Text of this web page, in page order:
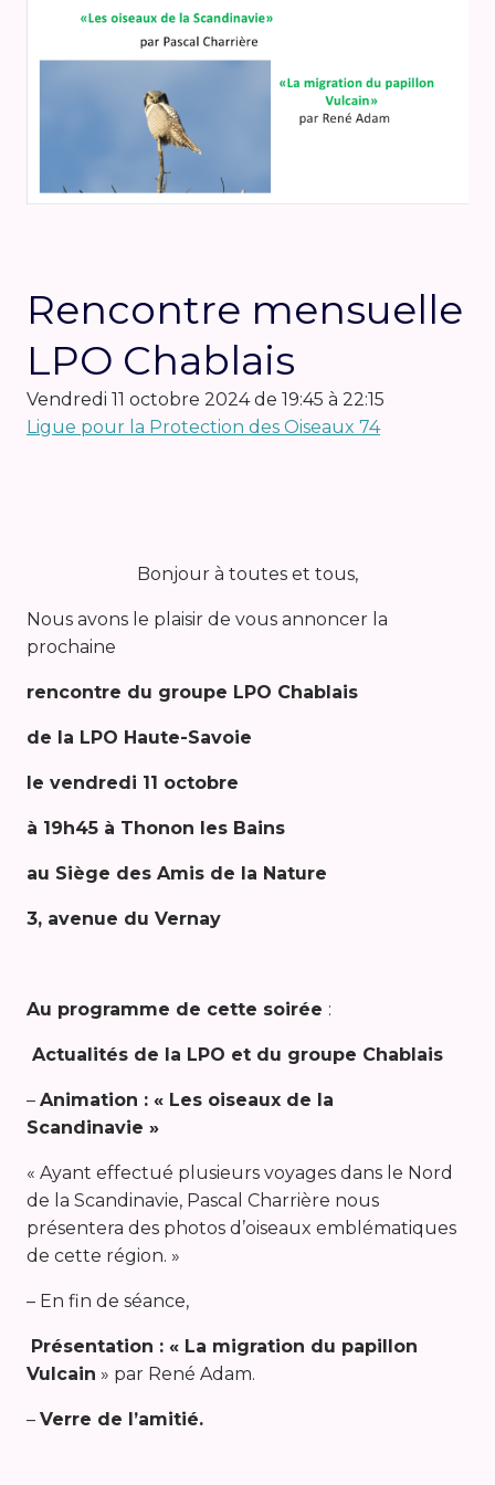
Rencontre mensuelle
LPO Chablais
vendredi 11 octobre 2024 de 19:45 à 22:15
Ligue pour la Protection des Oiseaux 74
Bonjour à toutes et tous,
Nous avons le plaisir de vous annoncer la
prochaine
rencontre du groupe LPO Chablais
de la LPO Haute-Savoie
le vendredi 11 octobre
à 19h45 à Thonon les Bains
au Siège des Amis de la Nature
3, avenue du Vernay
Au programme de cette soirée :
Actualités de la LPO et du groupe Chablais
– Animation : « Les oiseaux de la
Scandinavie »
« Ayant effectué plusieurs voyages dans le Nord
de la Scandinavie, Pascal Charrière nous
présentera des photos d’oiseaux emblématiques
de cette région. »
– En fin de séance,
Présentation : « La migration du papillon
Vulcain » par René Adam.
– Verre de l’amitié.